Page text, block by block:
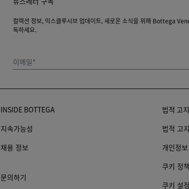
컬렉션 정보, 익스클루시브 업데이트, 새로운 소식을 위해 Bottega
독하세요.
이메일*
INSIDE BOTTEGA
지속가능성
채용 정보
문의하기
법적 고
법적 고지
개인정
쿠키 정책
쿠키 설정